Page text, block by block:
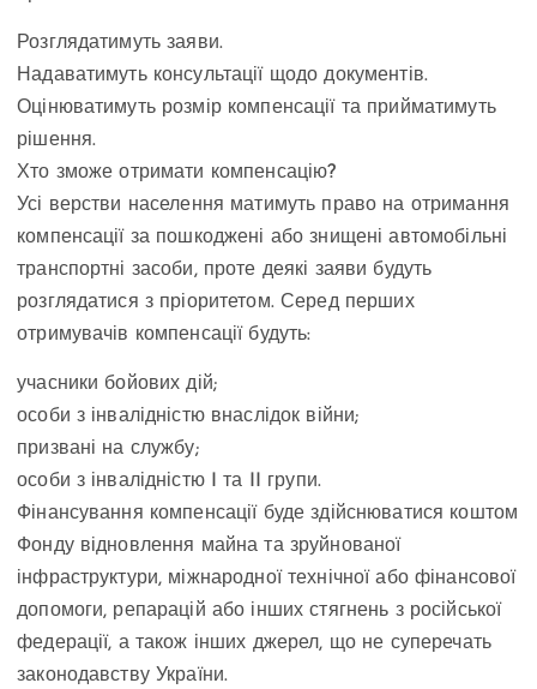
Розглядатимуть заяви.
Надаватимуть консультації щодо документів.
Оцінюватимуть розмір компенсації та прийматимуть
рішення.
Хто зможе отримати компенсацію?
Усі верстви населення матимуть право на отримання
компенсації за пошкоджені або знищені автомобільні
транспортні засоби, проте деякі заяви будуть
розглядатися з пріоритетом. Серед перших
отримувачів компенсації будуть:
учасники бойових дій;
особи з інвалідністю внаслідок війни;
призвані на службу;
особи з інвалідністю I та II групи.
Фінансування компенсації буде здійснюватися коштом
Фонду відновлення майна та зруйнованої
інфраструктури, міжнародної технічної або фінансової
допомоги, репарацій або інших стягнень з російської
федерації, а також інших джерел, що не суперечать
законодавству України.